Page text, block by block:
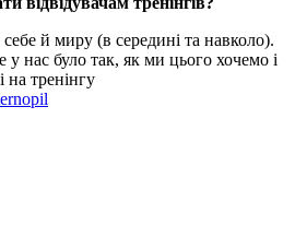
й миру (в середині та навколо).
нас було так, як ми цього хочемо і
на тренінгу